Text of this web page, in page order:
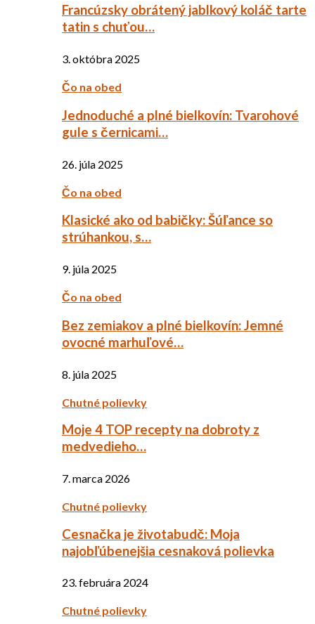
Francúzsky obrátený jablkový koláč tarte
tatin s chuťou…
3. októbra 2025
Čo na obed
Jednoduché a plné bielkovín: Tvarohové
gule s černicami…
26. júla 2025
Čo na obed
Klasické ako od babičky: Šúľance so
strúhankou, s…
9. júla 2025
Čo na obed
Bez zemiakov a plné bielkovín: Jemné
ovocné marhuľové…
8. júla 2025
Chutné polievky
Moje 4 TOP recepty na dobroty z
medvedieho…
7. marca 2026
Chutné polievky
Cesnačka je životabudč: Moja
najobľúbenejšia cesnaková polievka
23. februára 2024
Chutné polievky